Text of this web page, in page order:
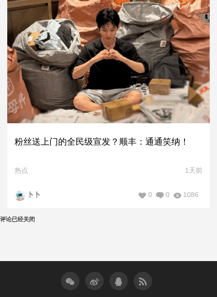
粉丝送上门的全民级宣发？顺丰：通通笑纳！
热点 1天前
卜卜 1086
0
0
评论已经关闭